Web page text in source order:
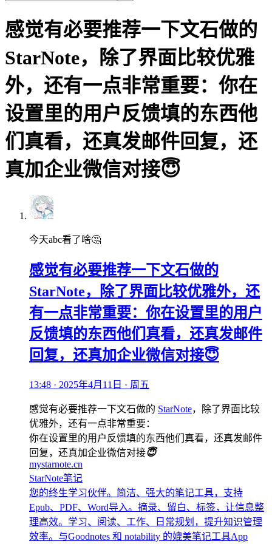
感觉有必要推荐一下文石做的
StarNote，除了界面比较优雅
外，还有一点非常重要：你在
设置里的用户反馈填的东西他
们真看，还真发邮件回复，还
真加企业微信对接😇
今天abc看了啥🤔
感觉有必要推荐一下文石做的
StarNote，除了界面比较优雅外，还
有一点非常重要：你在设置里的用户
反馈填的东西他们真看，还真发邮件
回复，还真加企业微信对接😇
13:48 · 2025年4月11日 · 周五
感觉有必要推荐一下文石做的 StarNote，除了界面比较
优雅外，还有一点非常重要：
你在设置里的用户反馈填的东西他们真看，还真发邮件
回复，还真加企业微信对接😇
mystarnote.cn
StarNote笔记
您的终生学习伙伴。简洁、强大的笔记工具，支持
Epub、PDF、Word导入。摘录、留白、标签，让信息整
理高效。学习、阅读、工作、日常规划，提升知识管理
效率。与Goodnotes 和 notability 的媲美笔记工具App